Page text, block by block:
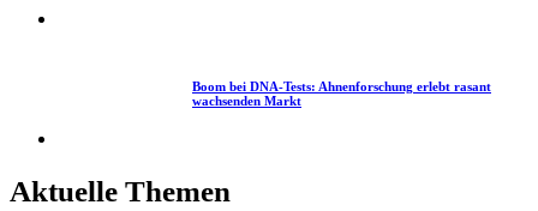
Boom bei DNA-Tests: Ahnenforschung erlebt rasant
wachsenden Markt
Aktuelle Themen